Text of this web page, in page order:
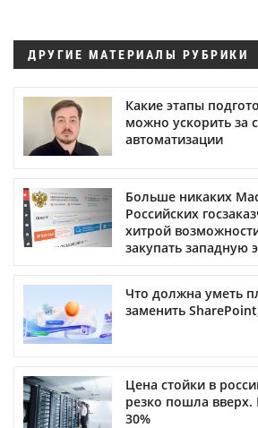
ДРУГИЕ МАТЕРИАЛЫ РУБРИКИ
Какие этапы
можно ускорить за
автоматизации
Больше никаких
Российских
хитрой
закупать западную
Что должна уметь
заменить
Цена стойки в
резко пошла вверх.
30%